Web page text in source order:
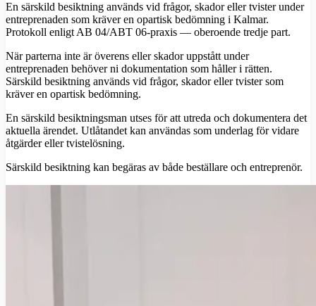
En särskild besiktning används vid frågor, skador eller tvister under
entreprenaden som kräver en opartisk bedömning i Kalmar.
Protokoll enligt AB 04/ABT 06-praxis — oberoende tredje part.
När parterna inte är överens eller skador uppstått under
entreprenaden behöver ni dokumentation som håller i rätten.
Särskild besiktning används vid frågor, skador eller tvister som
kräver en opartisk bedömning.
En särskild besiktningsman utses för att utreda och dokumentera det
aktuella ärendet. Utlåtandet kan användas som underlag för vidare
åtgärder eller tvistelösning.
Särskild besiktning kan begäras av både beställare och entreprenör.